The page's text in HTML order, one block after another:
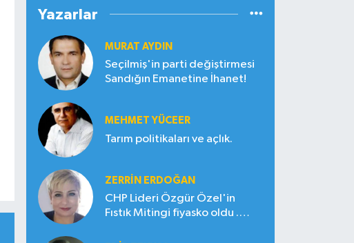
Yazarlar
MURAT AYDIN
Seçilmiş'in parti değiştirmesi
Sandığın Emanetine İhanet!
MEHMET YÜCEER
Tarım politikaları ve açlık.
ZERRIN ERDOĞAN
CHP Lideri Özgür Özel'in
Fıstık Mitingi fiyasko oldu .